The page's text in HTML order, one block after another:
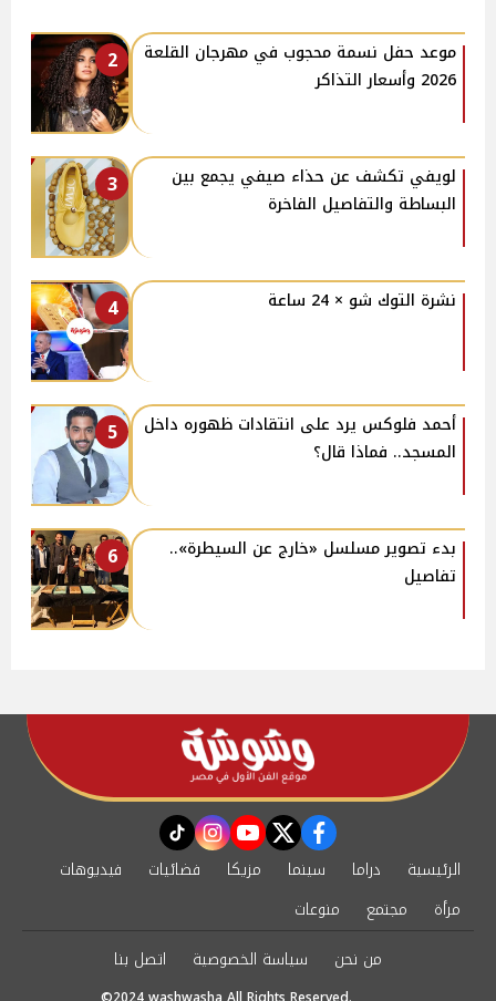
2
موعد حفل نسمة محجوب في مهرجان القلعة
2026 وأسعار التذاكر
3
لويفي تكشف عن حذاء صيفي يجمع بين
البساطة والتفاصيل الفاخرة
4 نشرة التوك شو × 24 ساعة
5
أحمد فلوكس يرد على انتقادات ظهوره داخل
المسجد.. فماذا قال؟
6
بدء تصوير مسلسل «خارج عن السيطرة»..
تفاصيل
facebook
twitter
youtube
instagram
tiktok
الرئيسية دراما سينما مزيكا فضائيات
فيديوهات
مرأة
مجتمع
منوعات
من نحن
سياسة الخصوصية اتصل بنا